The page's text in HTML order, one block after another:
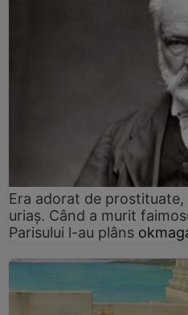
Era adorat de
uriaș. Când a murit
Parisului l-au plâns